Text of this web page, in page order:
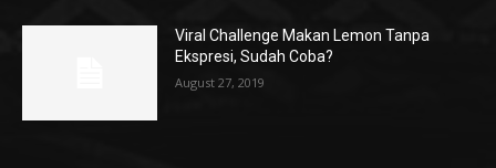
Viral Challenge Makan Lemon Tanpa
Ekspresi, Sudah Coba?
August 27, 2019